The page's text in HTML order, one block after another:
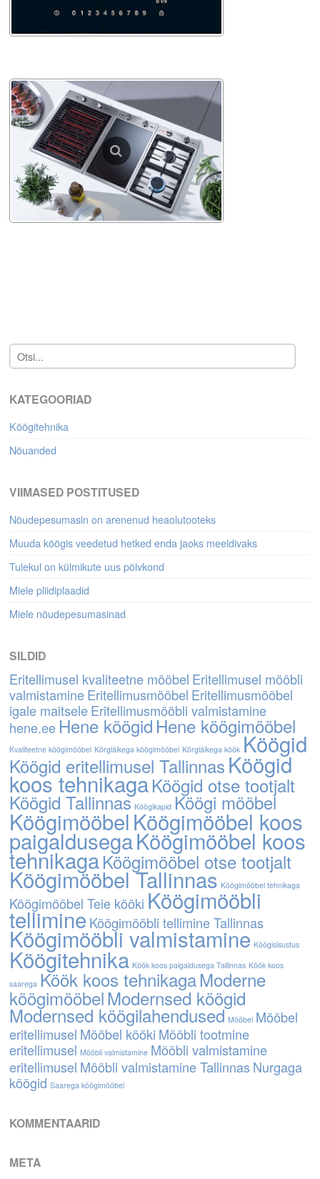
KATEGOORIAD
Köögitehnika
Nõuanded
VIIMASED POSTITUSED
Nõudepesumasin on arenenud heaolutooteks
Muuda köögis veedetud hetked enda jaoks meeldivaks
Tulekul on külmikute uus põlvkond
Miele pliidiplaadid
Miele nõudepesumasinad
SILDID
Eritellimusel kvaliteetne mööbel Eritellimusel mööbli
valmistamineEritellimusmööbel Eritellimusmööbel
igale maitseleEritellimusmööbli valmistamine
hene.ee Hene köögid Hene köögimööbel
Kvaliteetne köögimööbel Kõrgläikega köögimööbel Kõrgläikega köök Köögid
Köögid eritellimusel Tallinnas Köögid
koos tehnikagaKöögid otse tootjalt
Köögid Tallinnas Köögikapid Köögi mööbel
KöögimööbelKöögimööbel koos
paigaldusegaKöögimööbel koos
tehnikagaKöögimööbel otse tootjalt
Köögimööbel Tallinnas Köögimööbel tehnikaga
Köögimööbel Teie kööki Köögimööbli
tellimine Köögimööbli tellimine Tallinnas
Köögimööbli valmistamine Köögisisustus
Köögitehnika Köök koos paigaldusega Tallinnas Köök koos
saarega Köök koos tehnikagaModerne
köögimööbelModernsed köögid
Modernsed köögilahendused Mööbel Mööbel
eritellimusel Mööbel kööki Mööbli tootmine
eritellimusel Mööbli valmistamine Mööbli valmistamine
eritellimusel Mööbli valmistamine TallinnasNurgaga
köögid Saarega köögimööbel
KOMMENTAARID
META